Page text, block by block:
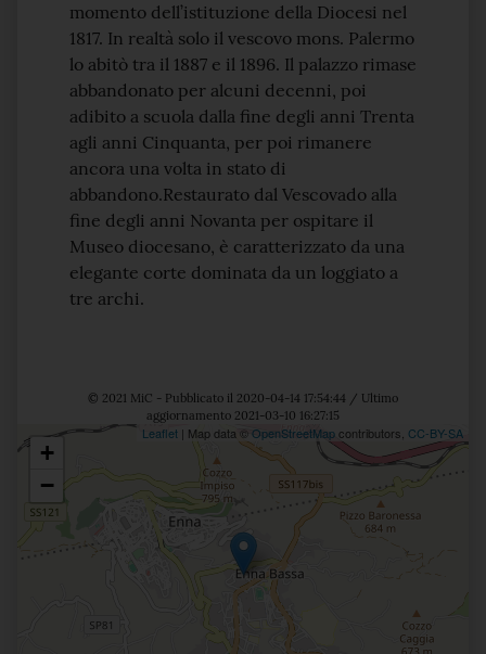
momento dell’istituzione della Diocesi nel
1817. In realtà solo il vescovo mons. Palermo
lo abitò tra il 1887 e il 1896. Il palazzo rimase
abbandonato per alcuni decenni, poi
adibito a scuola dalla fine degli anni Trenta
agli anni Cinquanta, per poi rimanere
ancora una volta in stato di
abbandono.Restaurato dal Vescovado alla
fine degli anni Novanta per ospitare il
Museo diocesano, è caratterizzato da una
elegante corte dominata da un loggiato a
tre archi.
© 2021 MiC - Pubblicato il 2020-04-14 17:54:44 / Ultimo
aggiornamento 2021-03-10 16:27:15
Posizione
+
−
Leaflet | Map data ©OpenStreetMapcontributors, CC-BY-SA